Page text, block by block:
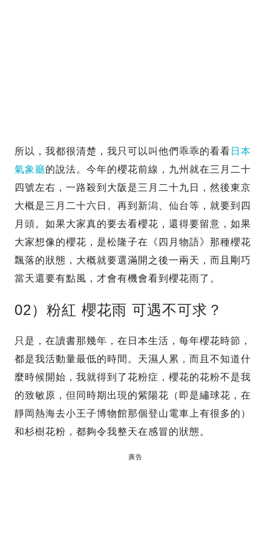
所以，我都很清楚，我只可以叫他們乖乖的看看 日本
氣象廳的說法。今年的櫻花前線，九州就在三月二十
四號左右，一路殺到大阪是三月二十九日，然後東京
大概是三月二十六日。再到新潟、仙台等，就要到四
月頭。如果大家真的要去看櫻花，還得要留意，如果
大家想像的櫻花，是松隆子在《四月物語》那種櫻花
飄落的狀態，大概就要選滿開之後一兩天，而且剛巧
當天還要有點風，才會有機會看到櫻花雨了。
02）粉紅 櫻花雨 可遇不可求？
只是，在讀書那幾年，在日本生活，每年櫻花時節，
都是我活動量最低的時間。天濕人累，而且不知道什
麼時候開始，我就得到了花粉症，櫻花的花粉不是我
的致敏原，但同時期出現的紫陽花（即是繡球花，在
靜岡熱海去小王子博物館那個登山電車上有很多的）
和杉樹花粉，都夠令我整天在感冒的狀態。
廣告